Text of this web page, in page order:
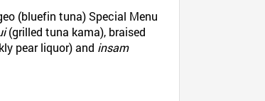
(bluefin tuna) Special Menu
(grilled tuna kama), braised
pear liquor) and insam